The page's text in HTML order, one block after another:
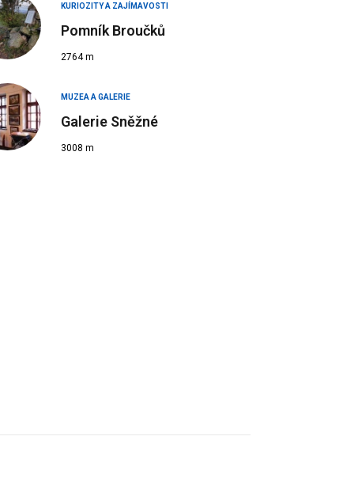
KURIOZITY A ZAJÍMAVOSTI
Pomník Broučků
2764 m
MUZEA A GALERIE
Galerie Sněžné
3008 m